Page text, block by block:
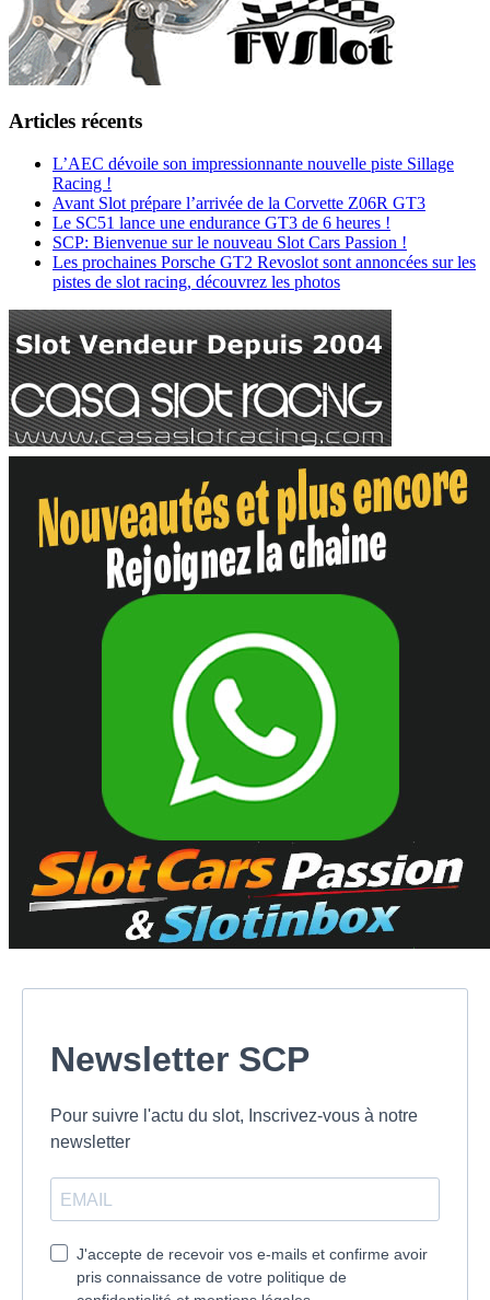
Articles récents
L’AEC dévoile son impressionnante nouvelle piste Sillage
Racing !
Avant Slot prépare l’arrivée de la Corvette Z06R GT3
Le SC51 lance une endurance GT3 de 6 heures !
SCP: Bienvenue sur le nouveau Slot Cars Passion !
Les prochaines Porsche GT2 Revoslot sont annoncées sur les
pistes de slot racing, découvrez les photos
Newsletter SCP
Pour suivre l'actu du slot, Inscrivez-vous à notre
newsletter
J'accepte de recevoir vos e-mails et confirme avoir
pris connaissance de votre politique de